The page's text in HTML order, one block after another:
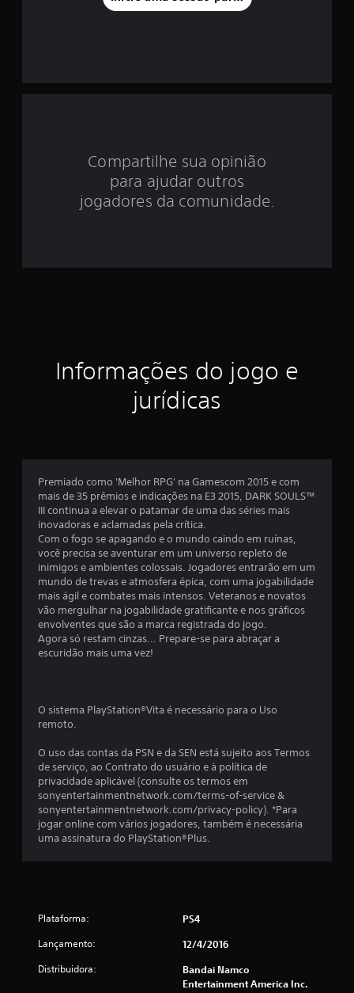
t
e
t
l
d
e
9
3
l
s
Compartilhe sua opinião
para ajudar outros
jogadores da comunidade.
Informações do jogo e
jurídicas
Premiado como 'Melhor RPG' na Gamescom 2015 e com
mais de 35 prêmios e indicações na E3 2015, DARK SOULS™
III continua a elevar o patamar de uma das séries mais
inovadoras e aclamadas pela crítica.
Com o fogo se apagando e o mundo caindo em ruínas,
você precisa se aventurar em um universo repleto de
inimigos e ambientes colossais. Jogadores entrarão em um
mundo de trevas e atmosfera épica, com uma jogabilidade
mais ágil e combates mais intensos. Veteranos e novatos
vão mergulhar na jogabilidade gratificante e nos gráficos
envolventes que são a marca registrada do jogo.
Agora só restam cinzas... Prepare-se para abraçar a
escuridão mais uma vez!
O sistema PlayStation®Vita é necessário para o Uso
remoto.
O uso das contas da PSN e da SEN está sujeito aos Termos
de serviço, ao Contrato do usuário e à política de
privacidade aplicável (consulte os termos em
sonyentertainmentnetwork.com/terms-of-service &
sonyentertainmentnetwork.com/privacy-policy). *Para
jogar online com vários jogadores, também é necessária
uma assinatura do PlayStation®Plus.
Plataforma: PS4
Lançamento: 12/4/2016
Distribuidora:
Bandai Namco
Entertainment America Inc.